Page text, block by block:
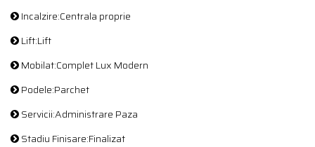
Incalzire:Centrala proprie
Lift:Lift
Mobilat:Complet Lux Modern
Podele:Parchet
Servicii:Administrare Paza
Stadiu Finisare:Finalizat